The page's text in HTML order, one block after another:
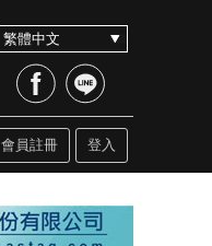
登入
會員註冊